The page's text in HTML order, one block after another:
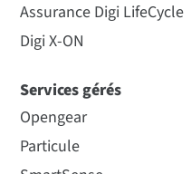
Assurance Digi LifeCycle
Digi X-ON
Services gérés
Opengear
Particule